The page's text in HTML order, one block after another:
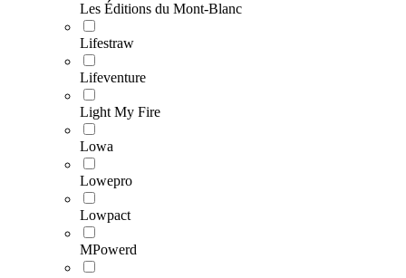
Les Éditions du Mont-Blanc
Lifestraw
Lifeventure
Light My Fire
Lowa
Lowepro
Lowpact
MPowerd